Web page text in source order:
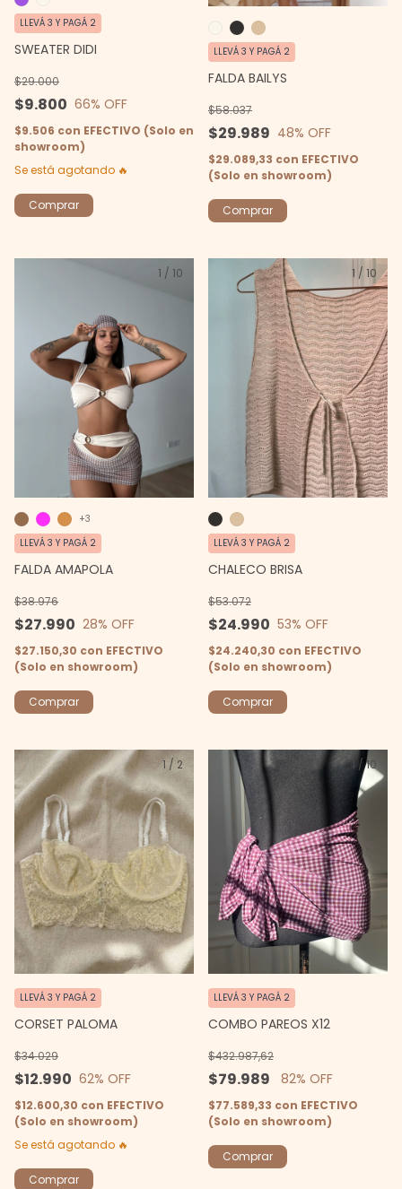
SWEATER DIDI
$9.800
$29.000
66% OFF
LLEVÁ 3 Y PAGÁ 2
$9.506 con EFECTIVO (Solo en
showroom)
Se está agotando 🔥
Comprar
FALDA BAILYS
$29.989
$58.037
48% OFF
LLEVÁ 3 Y PAGÁ 2
$29.089,33 con EFECTIVO
(Solo en showroom)
Comprar
1 / 10
FALDA AMAPOLA
$27.990
$38.976
28% OFF
LLEVÁ 3 Y PAGÁ 2
$27.150,30 con EFECTIVO
(Solo en showroom)
+3
Comprar
1 / 10
CHALECO BRISA
$24.990
$53.072
53% OFF
LLEVÁ 3 Y PAGÁ 2
$24.240,30 con EFECTIVO
(Solo en showroom)
Comprar
1 / 2
CORSET PALOMA
$12.990
$34.029
62% OFF
LLEVÁ 3 Y PAGÁ 2
$12.600,30 con EFECTIVO
(Solo en showroom)
Se está agotando 🔥
Comprar
1/10
COMBO PAREOS X12
$79.989
$432.987,62
82% OFF
LLEVÁ 3 Y PAGÁ 2
$77.589,33 con EFECTIVO
(Solo en showroom)